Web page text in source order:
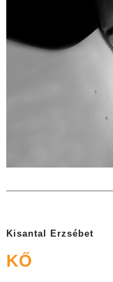
Kisantal Erzsébet
KŐ